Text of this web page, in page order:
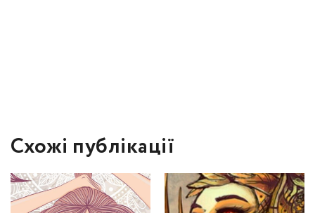
Схожі публікації